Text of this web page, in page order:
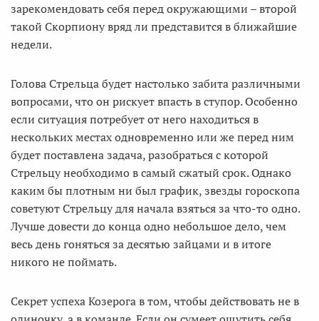
зарекомендовать себя перед окружающими – второй
такой Скорпиону вряд ли представится в ближайшие
недели.
Голова Стрельца будет настолько забита различными
вопросами, что он рискует впасть в ступор. Особенно
если ситуация потребует от него находиться в
нескольких местах одновременно или же перед ним
будет поставлена задача, разобраться с которой
Стрельцу необходимо в самый сжатый срок. Однако
каким бы плотным ни был график, звезды гороскопа
советуют Стрельцу для начала взяться за что-то одно.
Лучше довести до конца одно небольшое дело, чем
весь день гоняться за десятью зайцами и в итоге
никого не поймать.
Секрет успеха Козерога в том, чтобы действовать не в